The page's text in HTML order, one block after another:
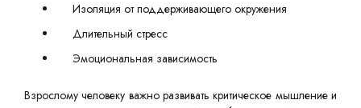
Изоляция от поддерживающего окружения
Длительный стресс
Эмоциональная зависимость
Взрослому человеку важно развивать критическое мышление и